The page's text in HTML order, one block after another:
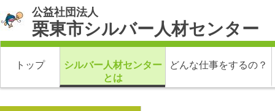
公益社団法人
栗東市シルバー人材センター
トップ
シルバー人材センター
とは
どんな仕事をするの？